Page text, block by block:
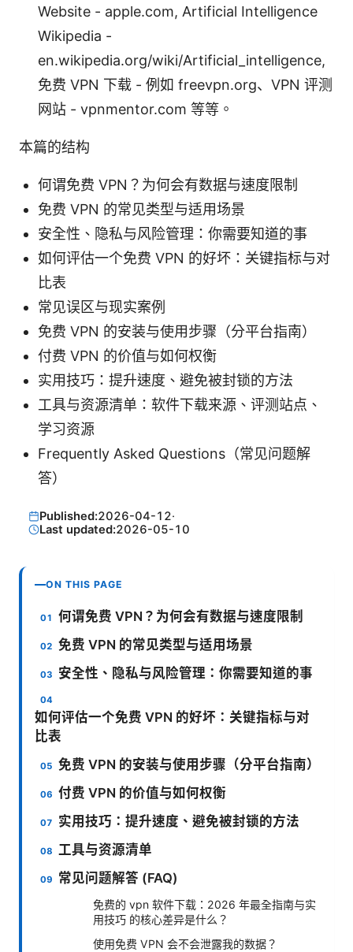
Website - apple.com, Artificial Intelligence
Wikipedia -
en.wikipedia.org/wiki/Artificial_intelligence,
免费 VPN 下载 - 例如 freevpn.org、VPN 评测
网站 - vpnmentor.com 等等。
本篇的结构
何谓免费 VPN？为何会有数据与速度限制
免费 VPN 的常见类型与适用场景
安全性、隐私与风险管理：你需要知道的事
如何评估一个免费 VPN 的好坏：关键指标与对
比表
常见误区与现实案例
免费 VPN 的安装与使用步骤（分平台指南）
付费 VPN 的价值与如何权衡
实用技巧：提升速度、避免被封锁的方法
工具与资源清单：软件下载来源、评测站点、
学习资源
Frequently Asked Questions（常见问题解
答）
Published:2026-04-12·
Last updated:2026-05-10
ON THIS PAGE
何谓免费 VPN？为何会有数据与速度限制
免费 VPN 的常见类型与适用场景
安全性、隐私与风险管理：你需要知道的事
如何评估一个免费 VPN 的好坏：关键指标与对
比表
免费 VPN 的安装与使用步骤（分平台指南）
付费 VPN 的价值与如何权衡
实用技巧：提升速度、避免被封锁的方法
工具与资源清单
常见问题解答 (FAQ)
免费的 vpn 软件下载：2026 年最全指南与实
用技巧 的核心差异是什么？
使用免费 VPN 会不会泄露我的数据？